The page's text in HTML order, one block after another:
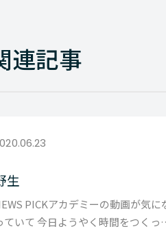
連記事
生
PICKアカデミーの動画が気に
ていて 今日ようやく時間をつくっ